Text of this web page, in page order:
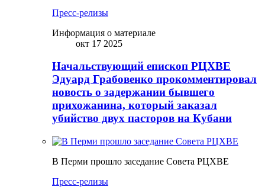
Пресс-релизы
Информация о материале
окт 17 2025
Начальствующий епископ РЦХВЕ
Эдуард Грабовенко прокомментировал
новость о задержании бывшего
прихожанина, который заказал
убийство двух пасторов на Кубани
В Перми прошло заседание Совета РЦХВЕ
Пресс-релизы